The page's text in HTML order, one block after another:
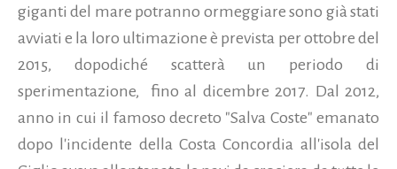
giganti del mare potranno ormeggiare sono già stati
avviati e la loro ultimazione è prevista per ottobre del
2015, dopodiché scatterà un periodo di
sperimentazione,
fino al dicembre 2017. Dal 2012,
anno in cui il famoso decreto "Salva Coste" emanato
dopo l'incidente della Costa Concordia all'isola del